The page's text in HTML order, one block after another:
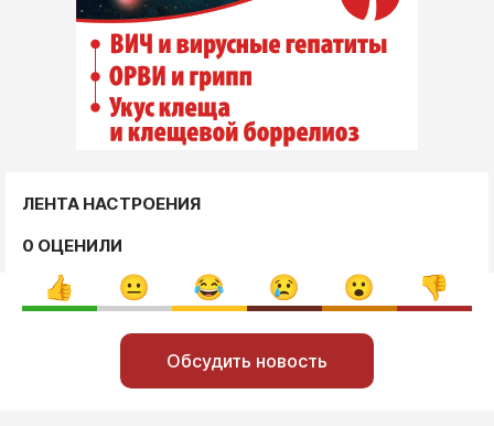
ЛЕНТА НАСТРОЕНИЯ
0 ОЦЕНИЛИ
Обсудить новость